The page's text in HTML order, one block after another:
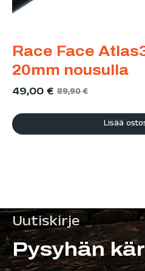
Race Face
20mm nousulla
49,00€ 89,90€
Lisää
Uutiskirje
Pysyhän